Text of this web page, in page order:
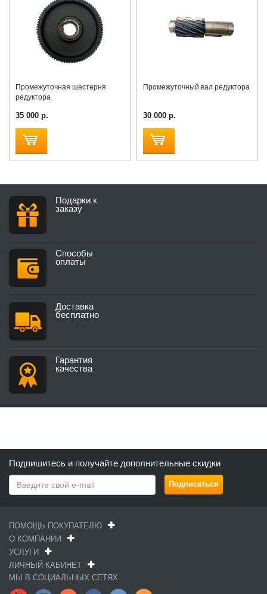
Промежуточная шестерня
редуктора
35 000 р.
Промежуточный вал редуктора
30 000 р.
Подарки к
заказу
Способы
оплаты
Доставка
бесплатно
Гарантия
качества
Подпишитесь и получайте дополнительные скидки
ПОМОЩЬ ПОКУПАТЕЛЮ
О КОМПАНИИ
УСЛУГИ
ЛИЧНЫЙ КАБИНЕТ
МЫ В СОЦИАЛЬНЫХ СЕТЯХ